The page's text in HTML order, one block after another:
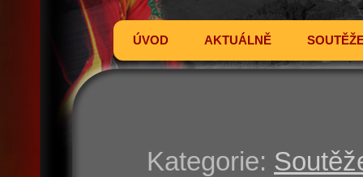
ÚVOD AKTUÁLNĚ
Kategorie: